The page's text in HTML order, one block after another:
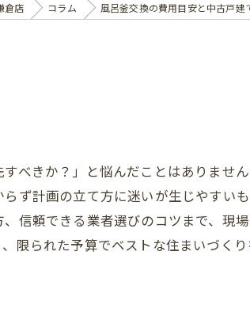
倉店 コラム 風呂釜交換の費用目安と中古戸建
べきか？」と悩んだことはありませ
ず計画の立て方に迷いが生じやすい
信頼できる業者選びのコツまで、現
限られた予算でベストな住まいづく